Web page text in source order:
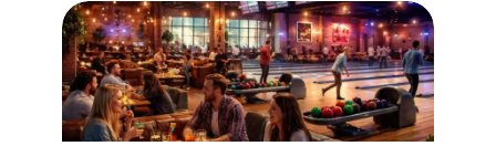
Famille